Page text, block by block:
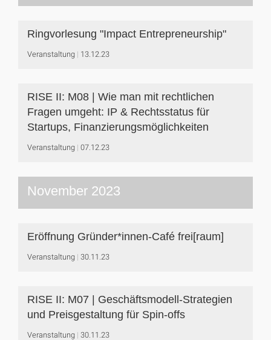
Ringvorlesung "Impact Entrepreneurship"
Veranstaltung 13.12.23
RISE II: M08 | Wie man mit rechtlichen
Fragen umgeht: IP & Rechtsstatus für
Startups, Finanzierungsmöglichkeiten
Veranstaltung 07.12.23
November 2023
Eröffnung Gründer*innen-Café frei[raum]
Veranstaltung 30.11.23
RISE II: M07 | Geschäftsmodell-Strategien
und Preisgestaltung für Spin-offs
Veranstaltung 30.11.23